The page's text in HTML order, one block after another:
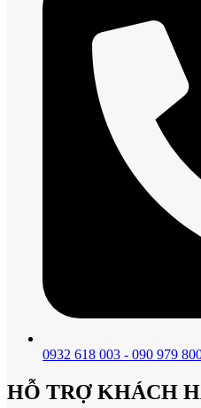
0932 618 003 - 090 979
HỖ TRỢ KHÁCH